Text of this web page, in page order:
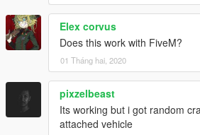
Elex corvus
Does this work with FiveM?
01 Tháng hai, 2020
pixzelbeast
Its working but i got random
attached vehicle